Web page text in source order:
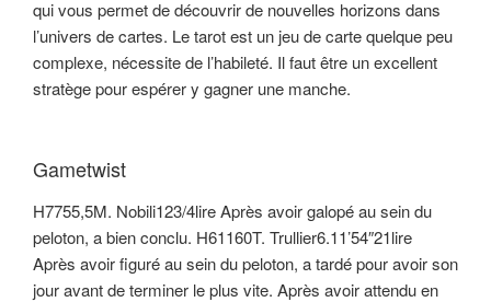
qui vous permet de découvrir de nouvelles horizons dans
l’univers de cartes. Le tarot est un jeu de carte quelque peu
complexe, nécessite de l’habileté. Il faut être un excellent
stratège pour espérer y gagner une manche.
Gametwist
H7755,5M. Nobili123/4lire Après avoir galopé au sein du
peloton, a bien conclu. H61160T. Trullier6.11’54″21lire
Après avoir figuré au sein du peloton, a tardé pour avoir son
jour avant de terminer le plus vite. Après avoir attendu en